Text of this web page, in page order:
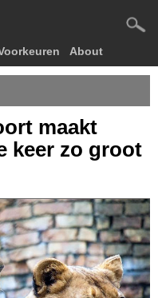
About
maakt
keer zo groot